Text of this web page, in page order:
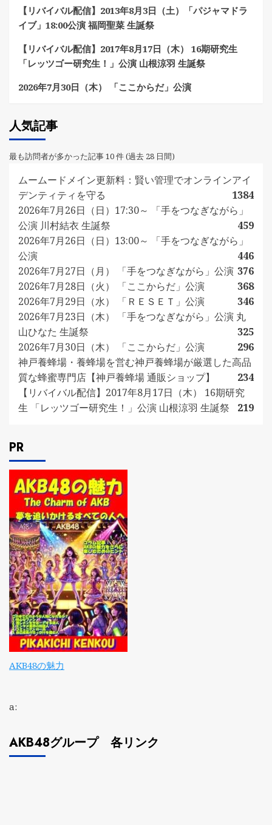
【リバイバル配信】2013年8月3日（土）「パジャマドラ
イブ」18:00公演 福岡聖菜 生誕祭
【リバイバル配信】2017年8月17日（木） 16期研究生
「レッツゴー研究生！」公演 山根涼羽 生誕祭
2026年7月30日（木） 「ここからだ」公演
人気記事
最も訪問者が多かった記事 10 件 (過去 28 日間)
ムームードメイン更新料：賢い管理でオンラインアイ
デンティティを守る
1384
2026年7月26日（日）17:30～ 「手をつなぎながら」
公演 川村結衣 生誕祭
459
2026年7月26日（日）13:00～ 「手をつなぎながら」
公演
446
2026年7月27日（月） 「手をつなぎながら」公演 376
2026年7月28日（火） 「ここからだ」公演
368
2026年7月29日（水） 「ＲＥＳＥＴ」公演
346
2026年7月23日（木） 「手をつなぎながら」公演 丸
山ひなた 生誕祭
325
2026年7月30日（木） 「ここからだ」公演
296
神戸養蜂場・養蜂場を営む神戸養蜂場が厳選した高品
質な蜂蜜専門店【神戸養蜂場 通販ショップ】
234
【リバイバル配信】2017年8月17日（木） 16期研究
生 「レッツゴー研究生！」公演 山根涼羽 生誕祭
219
PR
AKB48の魅力
a:
AKB48グループ 各リンク